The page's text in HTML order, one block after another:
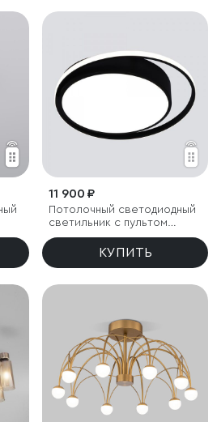
11 900 ₽
Потолочный светодиодный
светильник с пультом
управления
КУПИТЬ